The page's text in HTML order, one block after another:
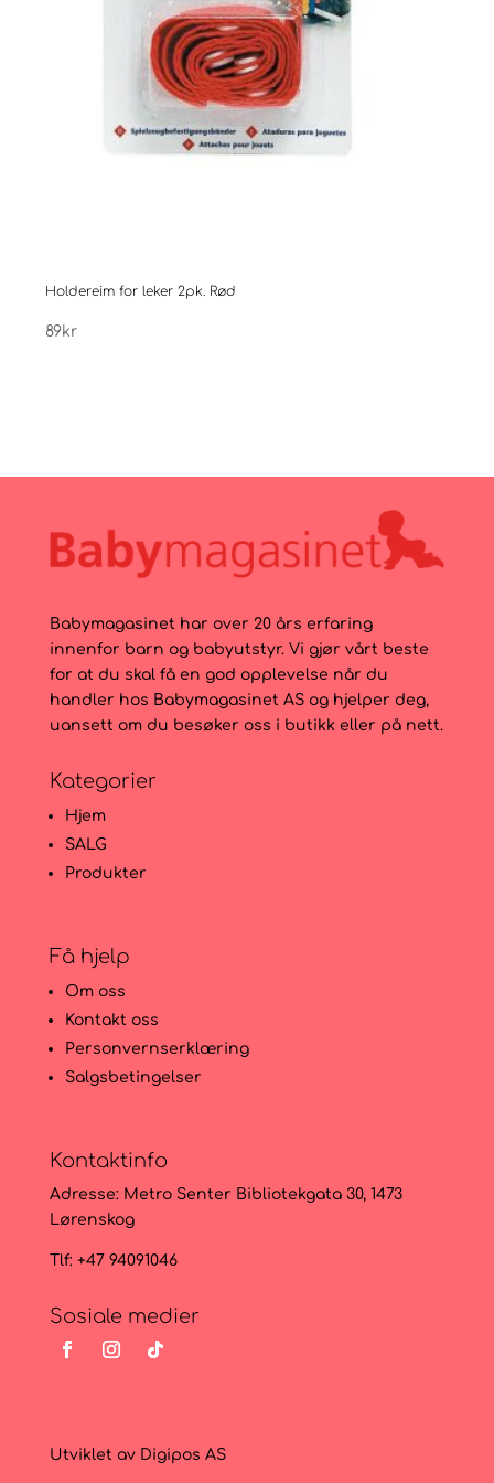
Holdereim for leker 2pk. Rød
89kr
Babymagasinet har over 20 års erfaring
innenfor barn og babyutstyr. Vi gjør vårt beste
for at du skal få en god opplevelse når du
handler hos Babymagasinet AS og hjelper deg,
uansett om du besøker oss i butikk eller på nett.
Kategorier
Hjem
SALG
Produkter
Få hjelp
Om oss
Kontakt oss
Personvernserklæring
Salgsbetingelser
Kontaktinfo
Adresse: Metro Senter Bibliotekgata 30, 1473
Lørenskog
Tlf: +47 94091046
Sosiale medier
Utviklet av Digipos AS